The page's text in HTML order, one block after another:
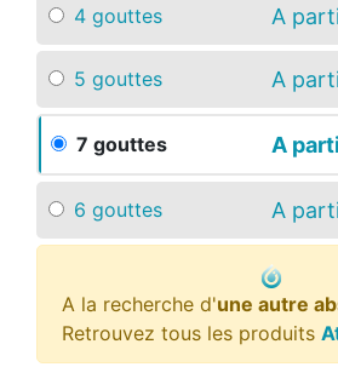
4 gouttes A
5 gouttes A
7 gouttes A
6 gouttes A
A la recherche d'une autre
Retrouvez tous les produits